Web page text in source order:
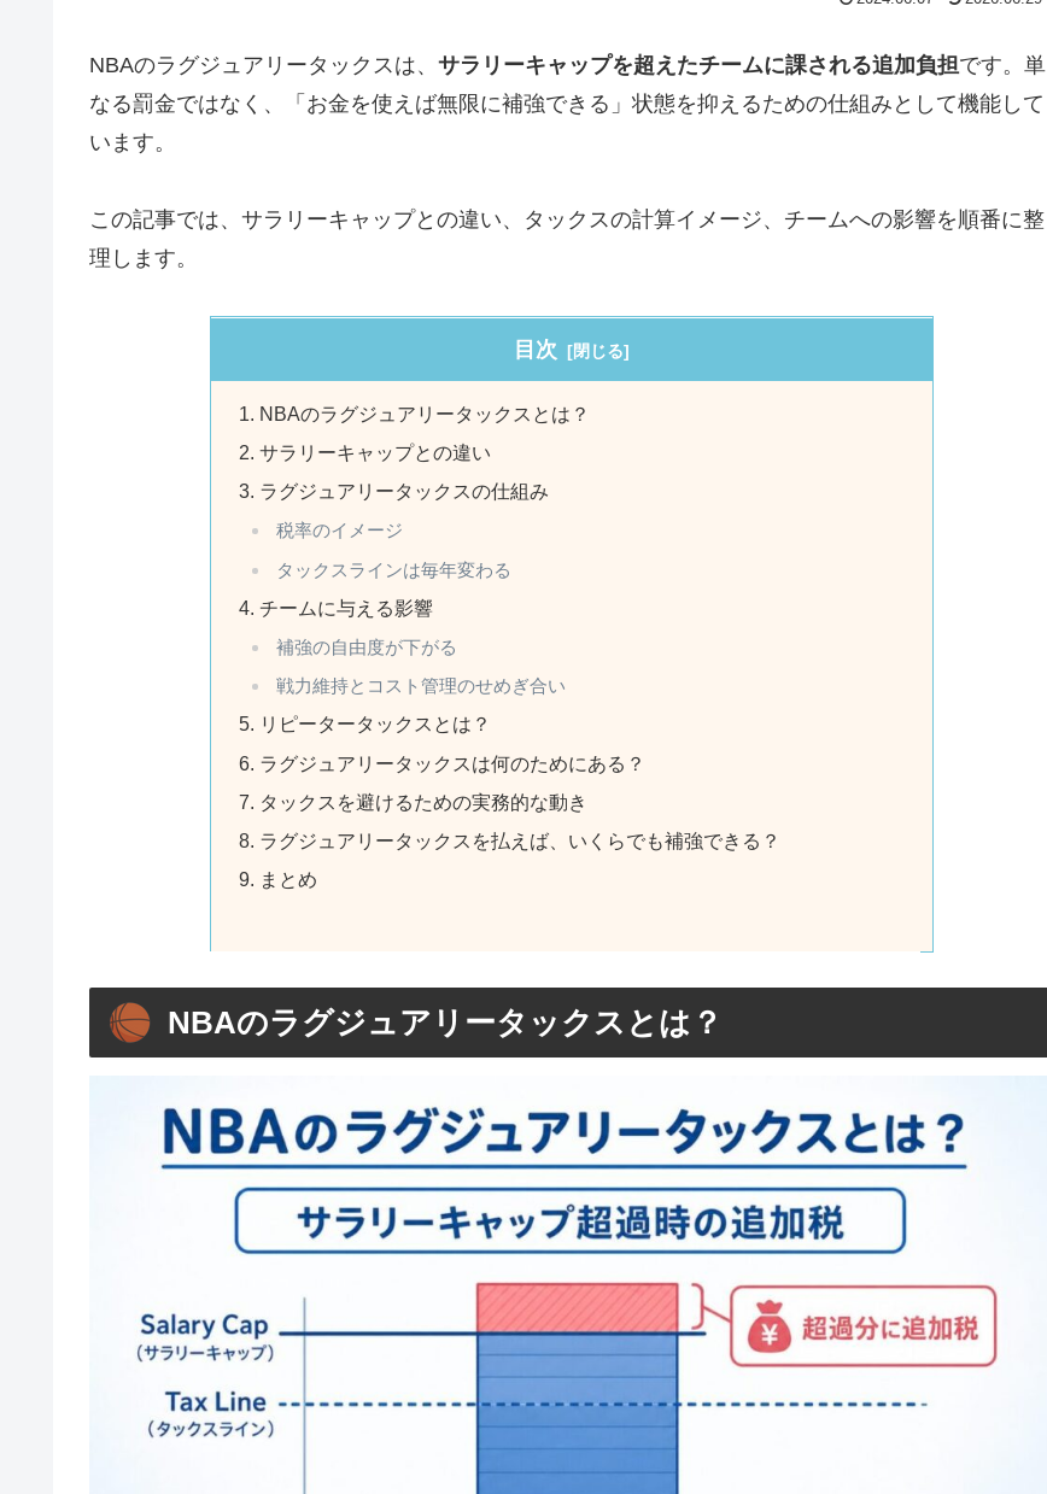
NBAのラグジュアリータックスは、 サラリーキャップを超えたチームに課される追加負担です。単
なる罰金ではなく、「お金を使えば無限に補強できる」状態を抑えるための仕組みとして機能して
います。
この記事では、サラリーキャップとの違い、タックスの計算イメージ、チームへの影響を順番に整
理します。
目次
NBAのラグジュアリータックスとは？
サラリーキャップとの違い
ラグジュアリータックスの仕組み
税率のイメージ
タックスラインは毎年変わる
チームに与える影響
補強の自由度が下がる
戦力維持とコスト管理のせめぎ合い
リピータータックスとは？
ラグジュアリータックスは何のためにある？
タックスを避けるための実務的な動き
ラグジュアリータックスを払えば、いくらでも補強できる？
まとめ
NBAのラグジュアリータックスとは？